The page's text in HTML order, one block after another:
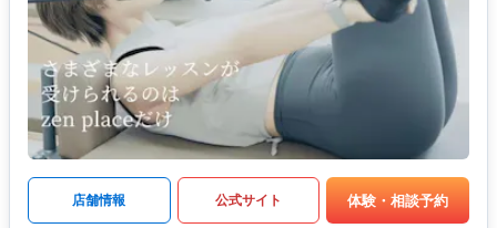
店舗情報 公式サイト 体験・相談予約